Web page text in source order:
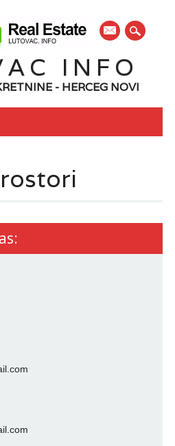
mail
INFO
- HERCEG NOVI